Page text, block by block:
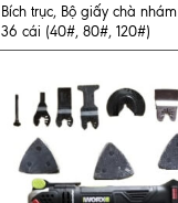
Bích trục, Bộ giấy chà nhám
36 cái (40#, 80#, 120#)